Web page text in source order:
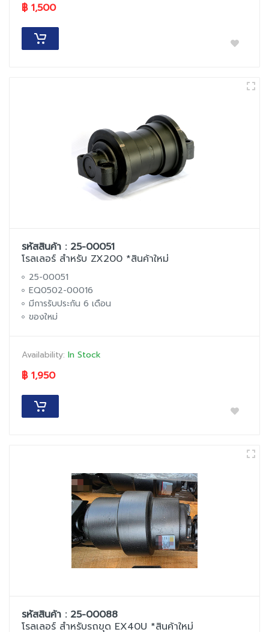
฿ 1,500
รหัสสินค้า : 25-00051
โรลเลอร์ สำหรับ ZX200 *สินค้าใหม่
25-00051
EQ0502-00016
มีการรับประกัน 6 เดือน
ของใหม่
Availability: In Stock
฿ 1,950
รหัสสินค้า : 25-00088
โรลเลอร์ สำหรับรถขุด EX40U *สินค้าใหม่